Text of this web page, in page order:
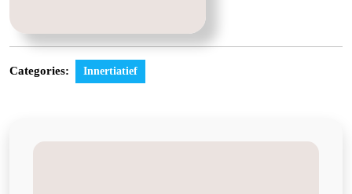
Categories: Innertiatief